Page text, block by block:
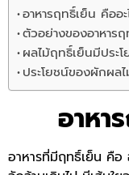
อาหารฤทธิ์เย็น คืออะ
ตัวอย่างของอาหาร
ผลไม้ฤทธิ์เย็นมีประโ
ประโยชน์ของผักผล
อาหา
อาหารที่มีฤทธิ์เย็น คือ